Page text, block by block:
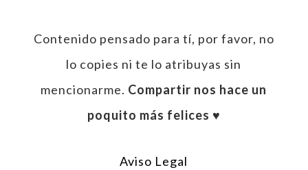
Contenido pensado para tí, por favor, no
lo copies ni te lo atribuyas sin
mencionarme. Compartir nos hace un
poquito más felices ♥︎
Aviso Legal